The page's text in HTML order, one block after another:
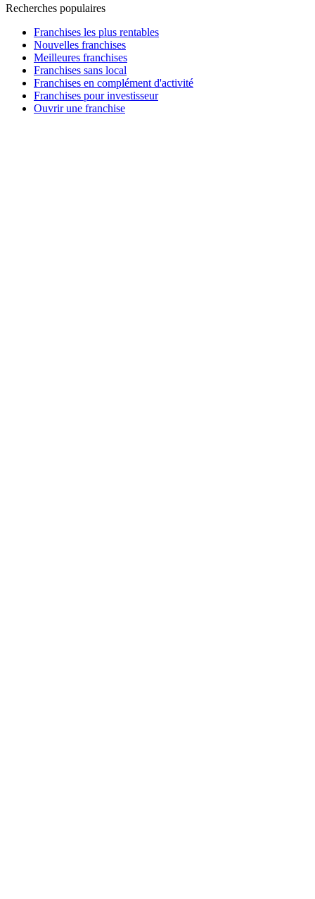
Recherches populaires
Franchises les plus rentables
Nouvelles franchises
Meilleures franchises
Franchises sans local
Franchises en complément d'activité
Franchises pour investisseur
Ouvrir une franchise